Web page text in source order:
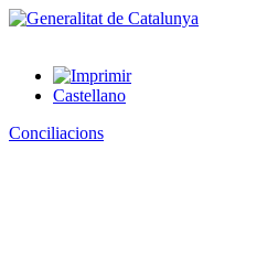
Castellano
Conciliacions